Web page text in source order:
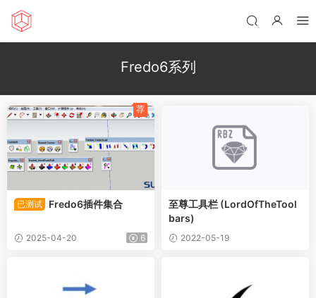
Fredo6系列
已测试 Fredo6插件集合
2025-04-20 6
荐
至尊工具栏 (LordOfTheTool
bars)
2022-05-19